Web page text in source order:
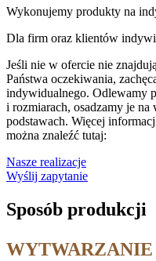
Wykonujemy produkty na
Dla firm oraz klientów
Jeśli nie w ofercie nie
Państwa oczekiwania,
indywidualnego. Odlewamy
i rozmiarach, osadzamy je na
podstawach. Więcej
można znaleźć tutaj:
Nasze realizacje
Wyślij zapytanie
Sposób produkcji
WYTWARZANIE